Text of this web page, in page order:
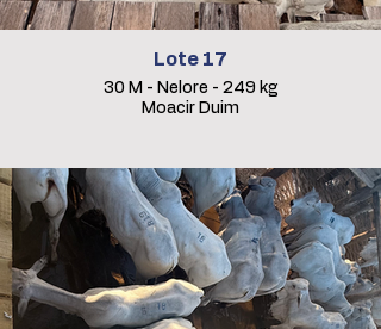
Lote 17
30 M - Nelore - 249 kg
Moacir Duim